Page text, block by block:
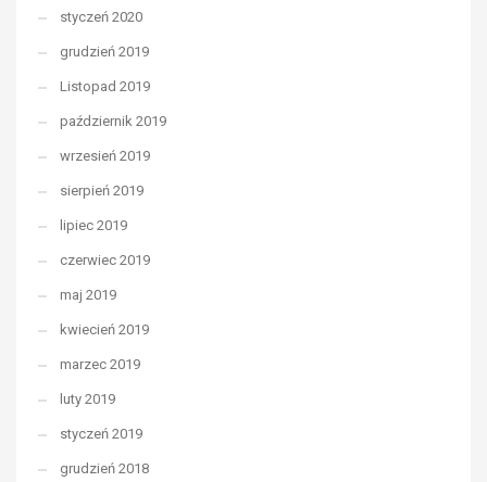
styczeń 2020
grudzień 2019
Listopad 2019
październik 2019
wrzesień 2019
sierpień 2019
lipiec 2019
czerwiec 2019
maj 2019
kwiecień 2019
marzec 2019
luty 2019
styczeń 2019
grudzień 2018